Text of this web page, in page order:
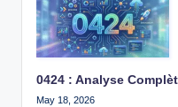
0424 : Analyse
May 18, 2026